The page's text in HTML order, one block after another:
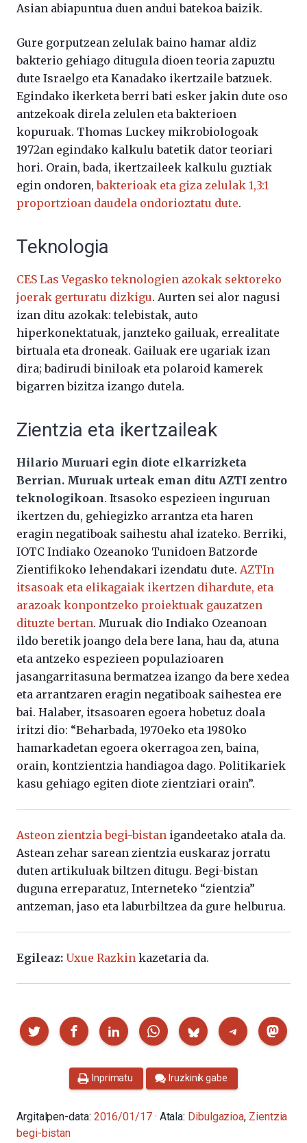
Asian abiapuntua duen andui batekoa baizik.
Gure gorputzean zelulak baino hamar aldiz
bakterio gehiago ditugula dioen teoria zapuztu
dute Israelgo eta Kanadako ikertzaile batzuek.
Egindako ikerketa berri bati esker jakin dute oso
antzekoak direla zelulen eta bakterioen
kopuruak. Thomas Luckey mikrobiologoak
1972an egindako kalkulu batetik dator teoriari
hori. Orain, bada, ikertzaileek kalkulu guztiak
egin ondoren,bakterioak eta giza zelulak 1,3:1
proportzioan daudela ondorioztatu dute.
Teknologia
CES Las Vegasko teknologien azokak sektoreko
joerak gerturatu dizkigu. Aurten sei alor nagusi
izan ditu azokak: telebistak, auto
hiperkonektatuak, janzteko gailuak, errealitate
birtuala eta droneak. Gailuak ere ugariak izan
dira; badirudi biniloak eta polaroid kamerek
bigarren bizitza izango dutela.
Zientzia eta ikertzaileak
Hilario Muruari egin diote elkarrizketa
Berrian. Muruak urteak eman ditu AZTI zentro
teknologikoan. Itsasoko espezieen inguruan
ikertzen du, gehiegizko arrantza eta haren
eragin negatiboak saihestu ahal izateko. Berriki,
IOTC Indiako Ozeanoko Tunidoen Batzorde
Zientifikoko lehendakari izendatu dute. AZTIn
itsasoak eta elikagaiak ikertzen dihardute, eta
arazoak konpontzeko proiektuak gauzatzen
dituzte bertan. Muruak dio Indiako Ozeanoan
ildo beretik joango dela bere lana, hau da, atuna
eta antzeko espezieen populazioaren
jasangarritasuna bermatzea izango da bere xedea
eta arrantzaren eragin negatiboak saihestea ere
bai. Halaber, itsasoaren egoera hobetuz doala
iritzi dio: “Beharbada, 1970eko eta 1980ko
hamarkadetan egoera okerragoa zen, baina,
orain, kontzientzia handiagoa dago. Politikariek
kasu gehiago egiten diote zientziari orain”.
Asteon zientzia begi-bistan igandeetako atala da.
Astean zehar sarean zientzia euskaraz jorratu
duten artikuluak biltzen ditugu. Begi-bistan
duguna erreparatuz, Interneteko “zientzia”
antzeman, jaso eta laburbiltzea da gure helburua.
Egileaz: Uxue Razkin kazetaria da.
Partekatu
Inprimatu Iruzkinik gabe
Argitalpen-data: 2016/01/17 · Atala: Dibulgazioa, Zientzia
begi-bistan